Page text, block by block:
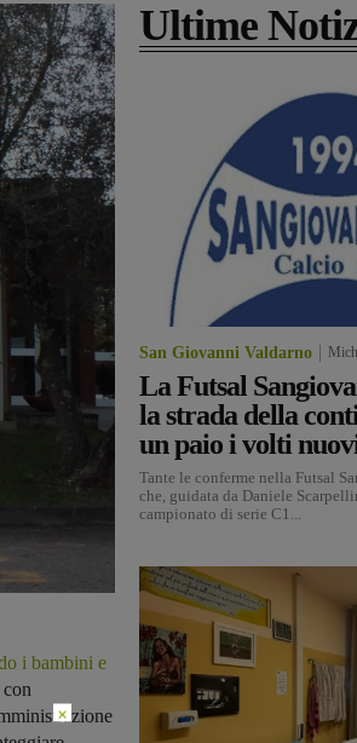
i bambini e
con
Ultime
San Giovanni Valdarno
La Futsal
la strada della
un paio i volti
Tante le conferme nella Futsal
che, guidata da Daniele
campionato di serie C1...
×